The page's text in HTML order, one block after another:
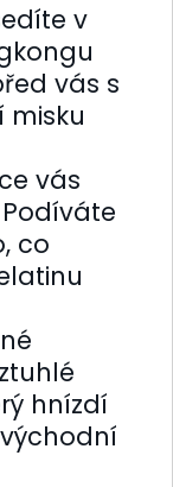
v
vás s
vás
co
hnízdí